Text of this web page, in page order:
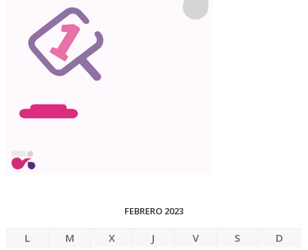
FEBRERO 2023
L M X J V S
D